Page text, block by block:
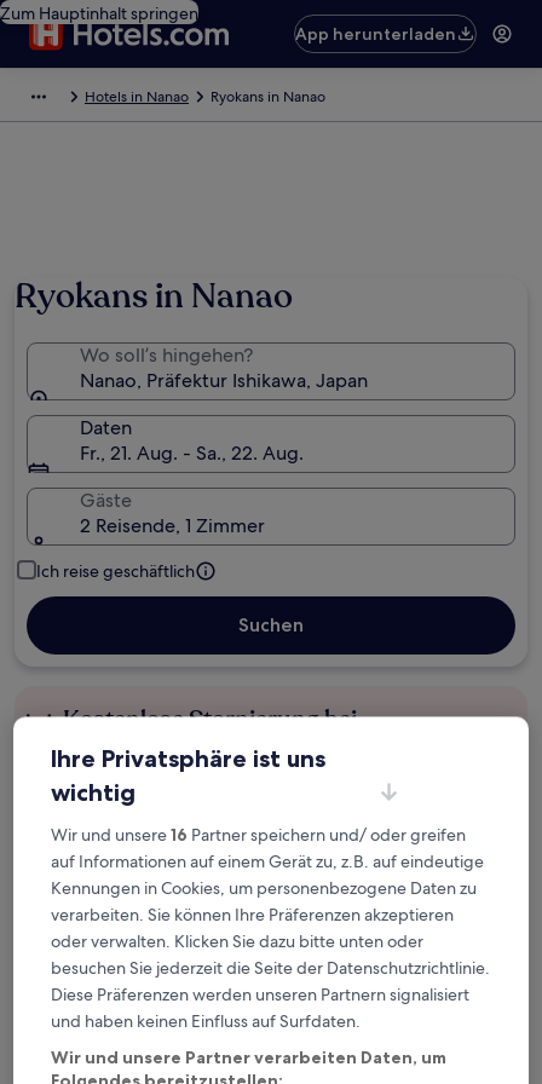
Zum Hauptinhalt springen
App herunterladen
Hotels in Nanao Ryokans in Nanao
Ryokans in Nanao
Wo soll’s hingehen?
Nanao, Präfektur Ishikawa, Japan
Daten
Fr., 21. Aug. - Sa., 22. Aug.
Gäste
2 Reisende, 1 Zimmer
Ich reise geschäftlich
Suchen
Kostenlose Stornierung bei
Planänderungen
Verdiene Prämien für jede
wahrgenommene Übernachtung
Mehr sparen mit Preisen für Mitglieder
Überprüfe die Preise für diese Daten
Nächstes Wochenende
14. Aug. - 16. Aug.
In zwei Wochen
Ihre Privatsphäre ist uns
wichtig
Wir und unsere16 Partner speichern und/ oder greifen
auf Informationen auf einem Gerät zu, z.B. auf eindeutige
Kennungen in Cookies, um personenbezogene Daten zu
verarbeiten. Sie können Ihre Präferenzen akzeptieren
oder verwalten. Klicken Sie dazu bitte unten oder
besuchen Sie jederzeit die Seite der Datenschutzrichtlinie.
Diese Präferenzen werden unseren Partnern signalisiert
und haben keinen Einfluss auf Surfdaten.
Wir und unsere Partner verarbeiten Daten, um